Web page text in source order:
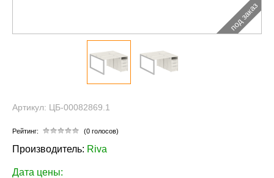
под заказ
Артикул: ЦБ-00082869.1
Рейтинг: (0 голосов)
Производитель: Riva
Дата цены: